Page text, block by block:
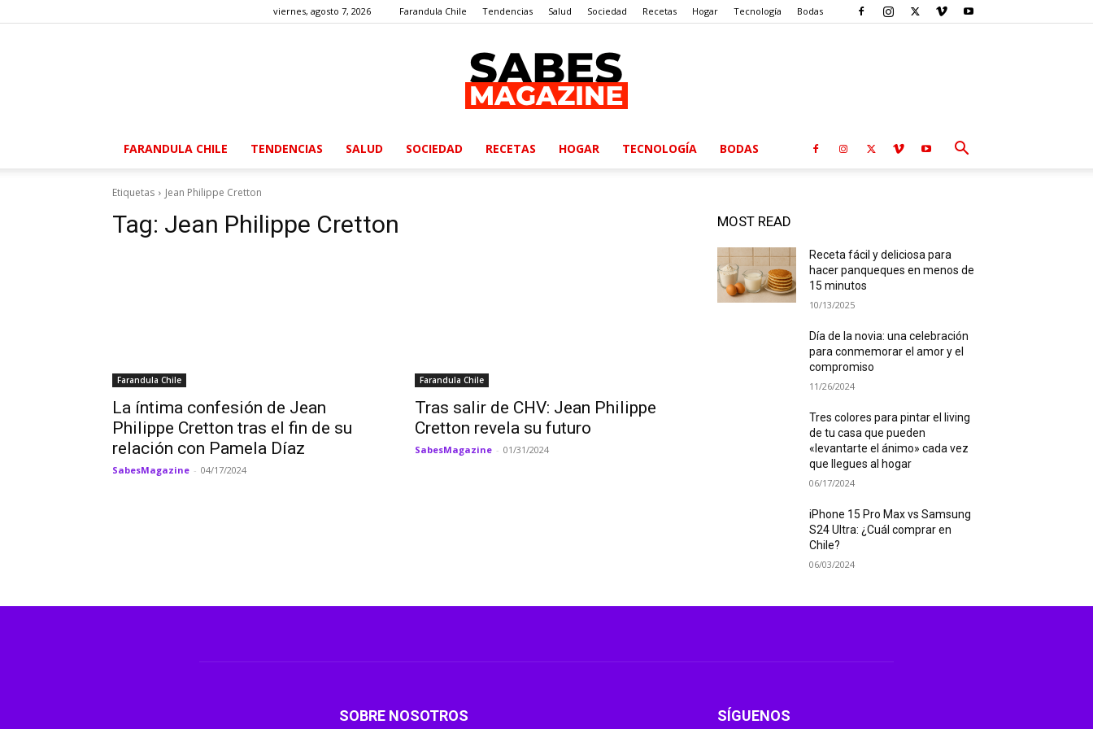
viernes, agosto 7, 2026 Farandula Chile Tendencias Salud Sociedad Recetas Hogar Tecnología Bodas
FARANDULA CHILE TENDENCIAS SALUD SOCIEDAD RECETAS HOGAR TECNOLOGÍA BODAS
Etiquetas Jean Philippe Cretton
Tag: Jean Philippe Cretton
Farandula Chile
La íntima confesión de Jean
Philippe Cretton tras el fin de su
relación con Pamela Díaz
SabesMagazine - 04/17/2024
Farandula Chile
Tras salir de CHV: Jean Philippe
Cretton revela su futuro
SabesMagazine - 01/31/2024
MOST READ
Receta fácil y deliciosa para
hacer panqueques en menos de
15 minutos
10/13/2025
Día de la novia: una celebración
para conmemorar el amor y el
compromiso
11/26/2024
Tres colores para pintar el living
de tu casa que pueden
«levantarte el ánimo» cada vez
que llegues al hogar
06/17/2024
iPhone 15 Pro Max vs Samsung
S24 Ultra: ¿Cuál comprar en
Chile?
06/03/2024
SOBRE NOSOTROS SÍGUENOS